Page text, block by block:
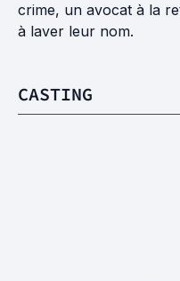
crime, un avocat à la
à laver leur nom.
CASTING